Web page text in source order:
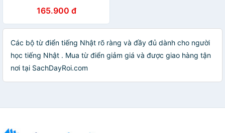
165.900 đ
Các bộ từ điển tiếng Nhật rõ ràng và đầy đủ dành cho người
học tiếng Nhật . Mua từ điển giảm giá và được giao hàng tận
nơi tại SachDayRoi.com